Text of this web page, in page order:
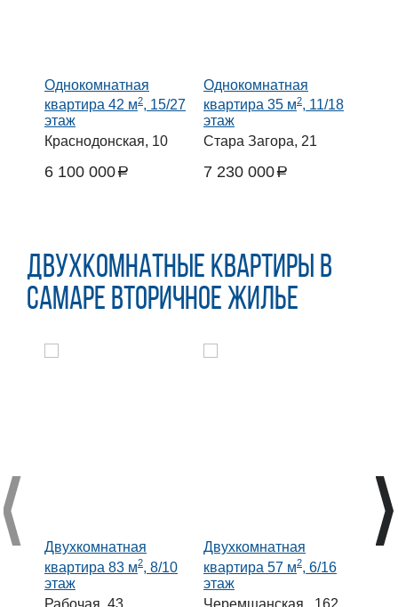
Однокомнатная
квартира 42 м2, 15/27
этаж
Краснодонская, 10
6 100 000a
Однокомнатная
квартира 35 м2, 11/18
этаж
Стара Загора, 21
7 230 000a
Двухкомнатные квартиры в
Самаре вторичное жилье
Двухкомнатная
квартира 83 м2, 8/10
этаж
Рабочая, 43
Двухкомнатная
квартира 57 м2, 6/16
этаж
Черемшанская , 162